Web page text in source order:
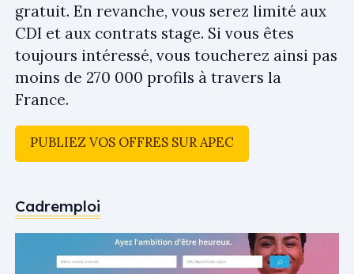
gratuit. En revanche, vous serez limité aux
CDI et aux contrats stage. Si vous êtes
toujours intéressé, vous toucherez ainsi pas
moins de 270 000 profils à travers la
France.
PUBLIEZ VOS OFFRES SUR APEC
Cadremploi